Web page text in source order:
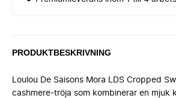
PRODUKTBESKRIVNING
Loulou De Saisons Mora LDS Cropped
cashmere-tröja som kombinerar en mjuk